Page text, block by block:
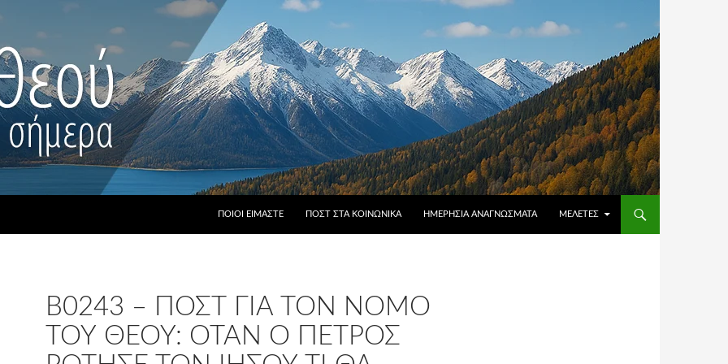
ΠΟΙΟΙ ΕΊΜΑΣΤΕ ΠΟΣΤ ΣΤΑ ΚΟΙΝΩΝΙΚΆ ΗΜΕΡΉΣΙΑ ΑΝΑΓΝΏΣΜΑΤΑ ΜΕΛΈΤΕΣ
B0243 – ΠΟΣΤ ΓΙΑ ΤΟΝ ΝΌΜΟ
ΤΟΥ ΘΕΟΎ: ΌΤΑΝ Ο ΠΈΤΡΟΣ